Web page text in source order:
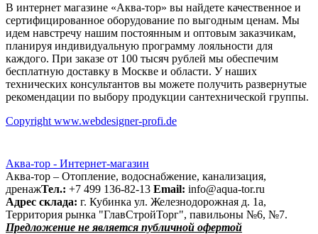
В интернет магазине «Аква-тор» вы найдете качественное и
сертифицированное оборудование по выгодным ценам. Мы
идем навстречу нашим постоянным и оптовым заказчикам,
планируя индивидуальную программу лояльности для
каждого. При заказе от 100 тысяч рублей мы обеспечим
бесплатную доставку в Москве и области. У наших
технических консультантов вы можете получить развернутые
рекомендации по выбору продукции сантехнической группы.
Copyright www.webdesigner-profi.de
Аква-тор - Интернет-магазин
Аква-тор – Отопление, водоснабжение, канализация,
дренажТел.: +7 499 136-82-13 Email: info@aqua-tor.ru
Адрес склада: г. Кубинка ул. Железнодорожная д. 1а,
Территория рынка "ГлавСтройТорг", павильоны №6, №7.
Предложение не является публичной офертой